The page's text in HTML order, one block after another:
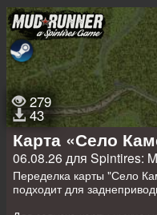
- свои текстуры.
Прописаны стандартные
279
43
Карта «Село
06.08.26 для Spintires:
Переделка карты "Село
подходит для